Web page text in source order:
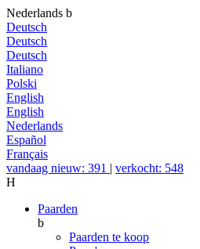
Nederlands b
Deutsch
Deutsch
Deutsch
Italiano
Polski
English
English
Nederlands
Español
Français
vandaag nieuw: 391 | verkocht: 548
H
Paarden
b
Paarden te koop